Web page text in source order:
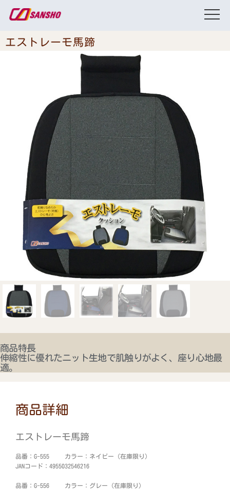
エストレーモ馬蹄
商品特長
伸縮性に優れたニット生地で肌触りがよく、座り心地最
適。
商品詳細
エストレーモ馬蹄
品番：G-555 カラー：ネイビー（在庫限り）
JANコード：4955032546216
品番：G-556 カラー：グレー（在庫限り）